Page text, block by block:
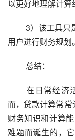
以更好地理解计算
3）该工具只是为用户提供一种计算方式，并不能代替
用户进行财务规划。
总结：
在日常经济活动中，贷款和借款已经成为常态。然
而，贷款计算常
财务知识和计算
难题而诞生的，